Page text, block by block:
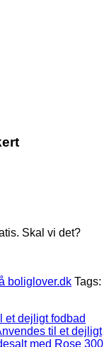
Skal vi det?
boliglover.dk Tags: